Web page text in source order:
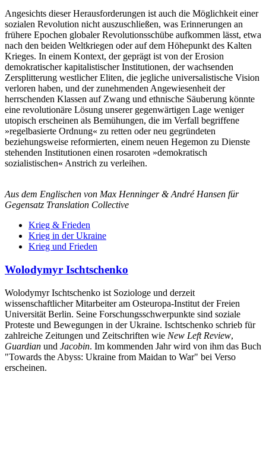
Angesichts dieser Herausforderungen ist auch die Möglichkeit einer
sozialen Revolution nicht auszuschließen, was Erinnerungen an
frühere Epochen globaler Revolutionsschübe aufkommen lässt, etwa
nach den beiden Weltkriegen oder auf dem Höhepunkt des Kalten
Krieges. In einem Kontext, der geprägt ist von der Erosion
demokratischer kapitalistischer Institutionen, der wachsenden
Zersplitterung westlicher Eliten, die jegliche universalistische Vision
verloren haben, und der zunehmenden Angewiesenheit der
herrschenden Klassen auf Zwang und ethnische Säuberung könnte
eine revolutionäre Lösung unserer gegenwärtigen Lage weniger
utopisch erscheinen als Bemühungen, die im Verfall begriffene
»regelbasierte Ordnung« zu retten oder neu gegründeten
beziehungsweise reformierten, einem neuen Hegemon zu Dienste
stehenden Institutionen einen rosaroten »demokratisch
sozialistischen« Anstrich zu verleihen.
Aus dem Englischen von Max Henninger & André Hansen für
Gegensatz Translation Collective
Krieg & Frieden
Krieg in der Ukraine
Krieg und Frieden
Wolodymyr Ischtschenko
Wolodymyr Ischtschenko ist Soziologe und derzeit
wissenschaftlicher Mitarbeiter am Osteuropa-Institut der Freien
Universität Berlin. Seine Forschungsschwerpunkte sind soziale
Proteste und Bewegungen in der Ukraine. Ischtschenko schrieb für
zahlreiche Zeitungen und Zeitschriften wie New Left Review,
Guardian und Jacobin. Im kommenden Jahr wird von ihm das Buch
"Towards the Abyss: Ukraine from Maidan to War" bei Verso
erscheinen.